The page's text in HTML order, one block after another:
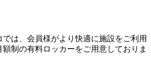
は、会員様がより快適に施設をご利用
制の有料ロッカーをご用意しておりま